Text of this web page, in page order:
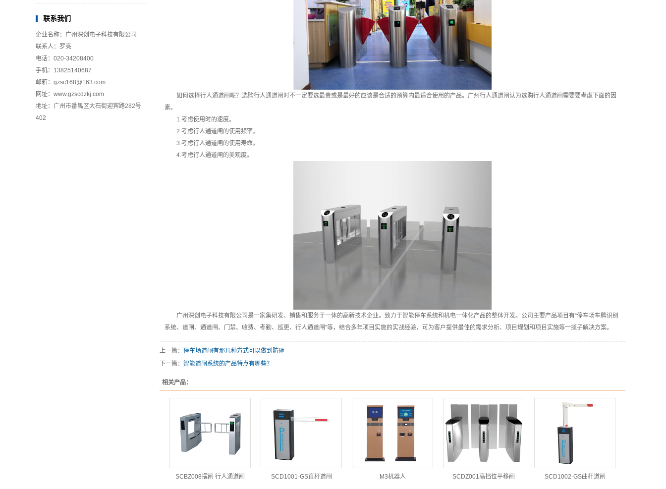
联系我们
企业名称：广州深创电子科技有限公司
联系人：罗亮
电话：020-34208400
手机：13825140687
邮箱：gzsc168@163.com
网址：www.gzscdzkj.com
地址：广州市番禺区大石街迎宾路282号
402
如何选择行人通道闸呢？选购行人通道闸时不一定要选最贵或是最好的应该是合适的预算内最适合使用的产品。 广州行人通道闸 认为选购行人通道闸需要要考虑下面的因
素。
1.考虑使用时的速度。
2.考虑行人通道闸的使用频率。
3.考虑行人通道闸的使用寿命。
4.考虑行人通道闸的美观度。
广州深创电子科技有限公司是一家集研发、销售和服务于一体的高新技术企业。致力于智能停车系统和机电一体化产品的整体开发。公司主要产品项目有“停车场车牌识别
系统、道闸、通道闸、门禁、收费、考勤、巡更、行人通道闸”等，结合多年项目实施的实战经验，可为客户提供最佳的需求分析、项目规划和项目实施等一揽子解决方案。
上一篇： 停车场道闸有那几种方式可以做到防砸
下一篇： 智能道闸系统的产品特点有哪些？
相关产品：
SCBZ008摆闸 行人通道闸 SCD1001-GS直杆道闸 M3机器人 SCDZ001高挡位平移闸 SCD1002-GS曲杆道闸